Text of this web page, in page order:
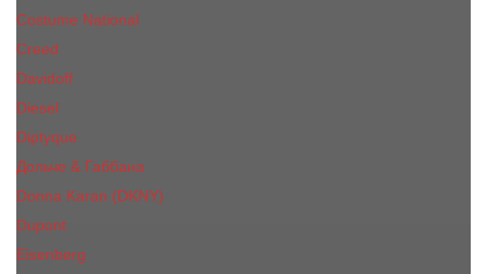
Costume National
Creed
Davidoff
Diesel
Diptyque
Дольче & Габбана
Donna Karan (DKNY)
Dupont
Eisenberg